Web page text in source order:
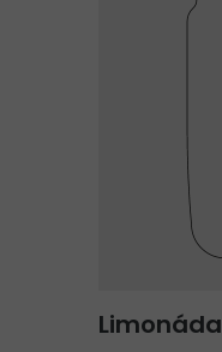
Limonáda